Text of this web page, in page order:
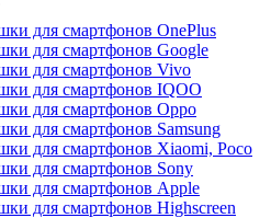
для смартфонов OnePlus
для смартфонов Google
для смартфонов Vivo
для смартфонов IQOO
для смартфонов Oppo
для смартфонов Samsung
для смартфонов Xiaomi, Poco
для смартфонов Sony
для смартфонов Apple
для смартфонов Highscreen